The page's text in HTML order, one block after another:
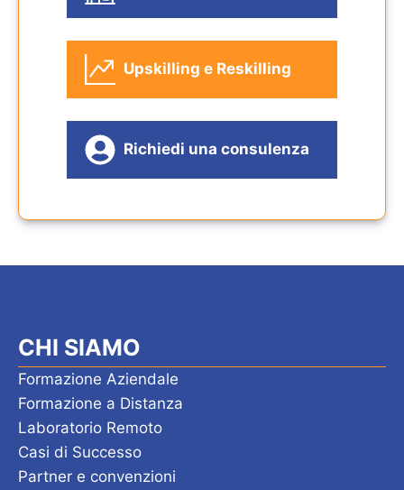
Upskilling e Reskilling
Richiedi una consulenza
CHI SIAMO
Formazione Aziendale
Formazione a Distanza
Laboratorio Remoto
Casi di Successo
Partner e convenzioni